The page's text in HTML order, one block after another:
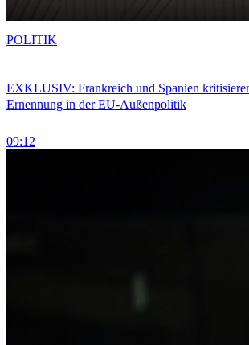
EXKLUSIV: Frankreich und Spanien
Ernennung in der EU-Außenpolitik
09:12
POLITIK